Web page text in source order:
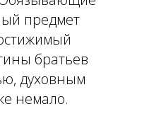
предмет
братьев
духовным
немало.